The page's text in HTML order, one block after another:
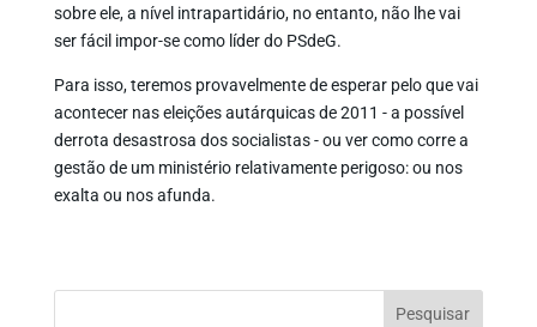
sobre ele, a nível intrapartidário, no entanto, não lhe vai
ser fácil impor-se como líder do PSdeG.
Para isso, teremos provavelmente de esperar pelo que vai
acontecer nas eleições autárquicas de 2011 - a possível
derrota desastrosa dos socialistas - ou ver como corre a
gestão de um ministério relativamente perigoso: ou nos
exalta ou nos afunda.